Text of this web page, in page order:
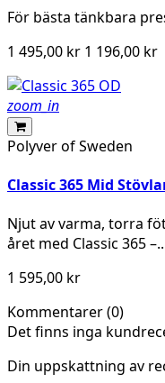
För bästa tänkbara
1 495,00 kr 1 196,00 kr
zoom_in
Polyver of Sweden
Classic 365 Mid
Njut av varma, torra
året med Classic 365
1 595,00 kr
Kommentarer (0)
Det finns inga
Din uppskattning av